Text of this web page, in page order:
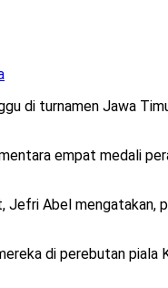
di turnamen Jawa
empat medali
Jefri Abel mengatakan,
di perebutan piala